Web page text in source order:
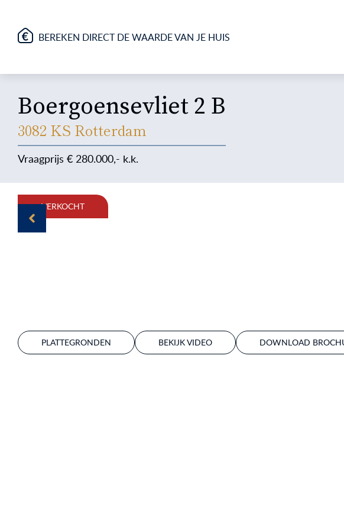
BEREKEN DIRECT DE WAARDE VAN JE HUIS
Boergoensevliet 2 B
3082 KS Rotterdam
280.000
VERKOCHT
PLATTEGRONDEN BEKIJK VIDEO DOWNLOAD